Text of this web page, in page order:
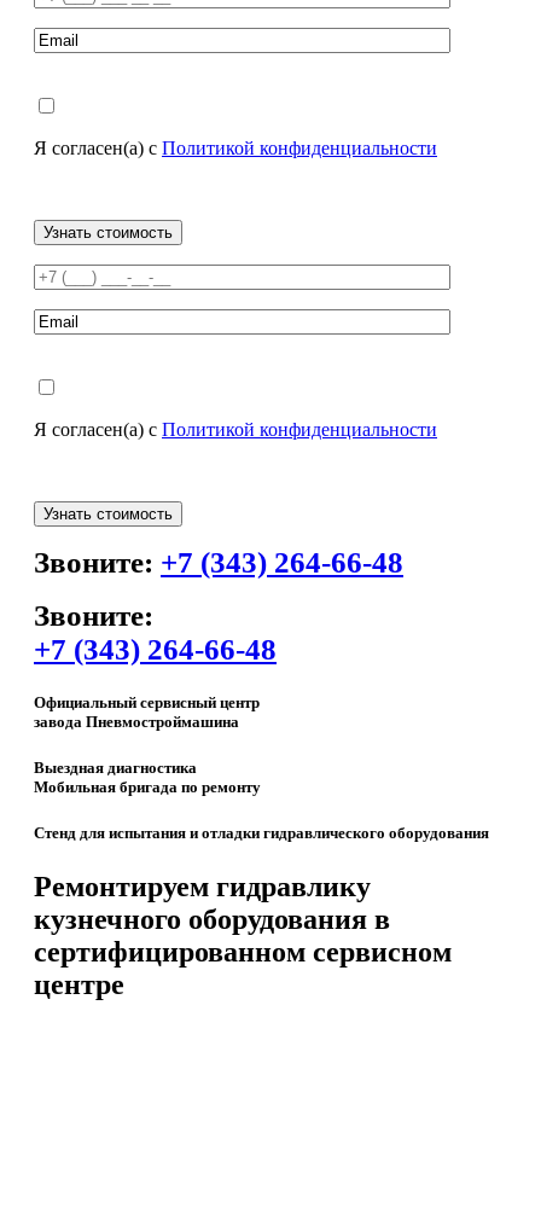
Я согласен(а) с Политикой конфиденциальности
Я согласен(а) с Политикой конфиденциальности
Звоните: +7 (343) 264-66-48
Звоните:
+7 (343) 264-66-48
Официальный сервисный центр
завода Пневмостроймашина
Выездная диагностика
Мобильная бригада по ремонту
Стенд для испытания и отладки гидравлического оборудования
Ремонтируем гидравлику
кузнечного оборудования в
сертифицированном сервисном
центре